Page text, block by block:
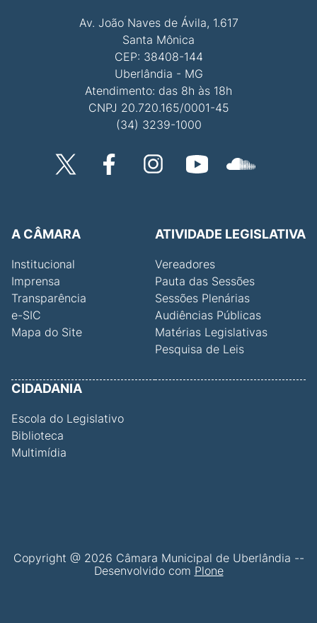
Av. João Naves de Ávila, 1.617
Santa Mônica
CEP: 38408-144
Uberlândia - MG
Atendimento: das 8h às 18h
CNPJ 20.720.165/0001-45
(34) 3239-1000
A CÂMARA
Institucional
Imprensa
Transparência
e-SIC
Mapa do Site
ATIVIDADE LEGISLATIVA
Vereadores
Pauta das Sessões
Sessões Plenárias
Audiências Públicas
Matérias Legislativas
Pesquisa de Leis
CIDADANIA
Escola do Legislativo
Biblioteca
Multimídia
Copyright @ 2026 Câmara Municipal de Uberlândia --
Desenvolvido com Plone